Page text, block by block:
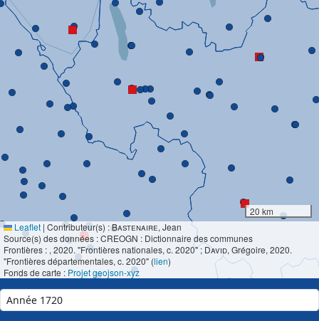
20 km
Leaflet | Contributeur(s) :Bastenaire, Jean
Source(s) des données : CREOGN : Dictionnaire des communes
Frontières : , 2020. "Frontières nationales, c. 2020" ; David, Grégoire, 2020.
"Frontières départementales, c. 2020" (lien)
Fonds de carte : Projet geojson-xyz